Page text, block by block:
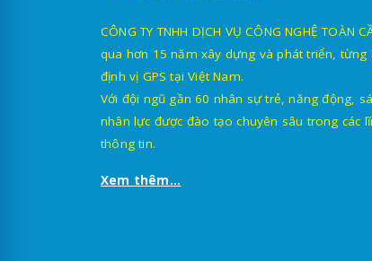
CÔNG TY TNHH DỊCH VỤ CÔNG NGHỆ
qua hơn 15 năm xây dựng và phát triển,
định vị GPS tại Việt Nam.
Với đội ngũ gần 60 nhân sự trẻ, năng động,
nhân lực được đào tạo chuyên sâu trong các
thông tin.
Xem thêm...